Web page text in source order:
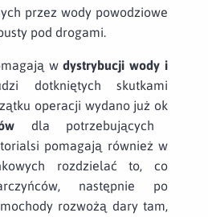
przez wody powodziowe
pod drogami.
wdystrybucji wody i
dotkniętych skutkami
operacji wydano już ok
dla potrzebujących
pomagają również w
rozdzielać to, co
następnie po
rozwożą dary tam,